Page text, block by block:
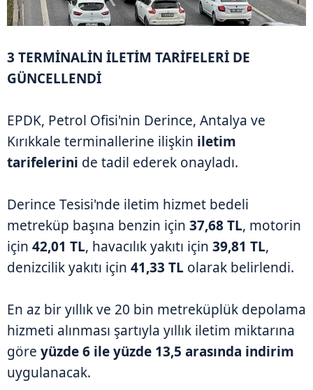
3 TERMİNALİN İLETİM TARİFELERİ DE
GÜNCELLENDİ
EPDK, Petrol Ofisi'nin Derince, Antalya ve
Kırıkkale terminallerine ilişkin iletim
tarifelerini de tadil ederek onayladı.
Derince Tesisi'nde iletim hizmet bedeli
metreküp başına benzin için 37,68 TL, motorin
için 42,01 TL, havacılık yakıtı için 39,81 TL,
denizcilik yakıtı için 41,33 TL olarak belirlendi.
En az bir yıllık ve 20 bin metreküplük depolama
hizmeti alınması şartıyla yıllık iletim miktarına
göre yüzde 6 ile yüzde 13,5 arasında indirim
uygulanacak.